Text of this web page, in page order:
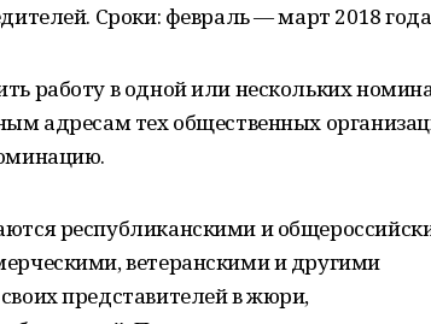
Сроки: февраль — март 2018
работу в одной или нескольких
адресам тех общественных
республиканскими и
ветеранскими и другими
представителей в жюри,